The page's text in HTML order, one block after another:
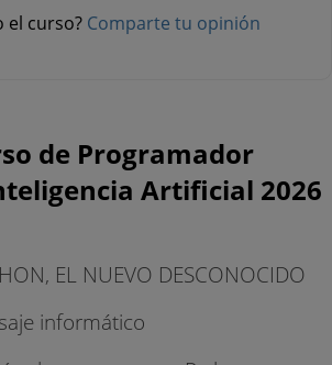
el curso? Comparte tu opinión
de Programador
Artificial 2026
EL NUEVO DESCONOCIDO
informático